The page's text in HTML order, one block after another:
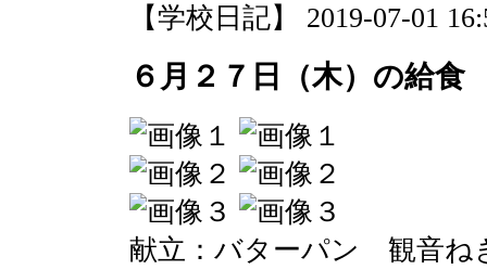
【学校日記】 2019-07-01
６月２７日（木）の給食
献立：バターパン 観音